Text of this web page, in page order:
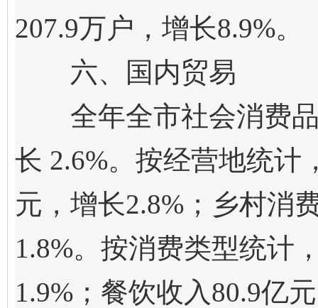
207.9万户，增长8.9%。
六、国内贸易
全年全市社会消费
长 2.6%。按经营地统计
元，增长2.8%；乡村消
1.8%。按消费类型统计
1.9%；餐饮收入80.9亿